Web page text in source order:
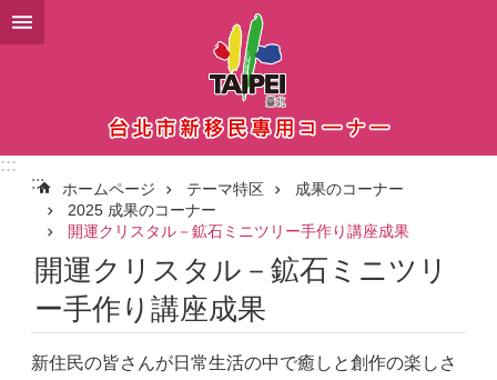
メインコンテンツブロックにスキップ
:::
:::
ホームページ テーマ特区
成果のコーナー
2025 成果のコーナー
開運クリスタル－鉱石ミニツリー手作り講座成果
開運クリスタル－鉱石ミニツリ
ー手作り講座成果
新住民の皆さんが日常生活の中で癒しと創作の楽しさ